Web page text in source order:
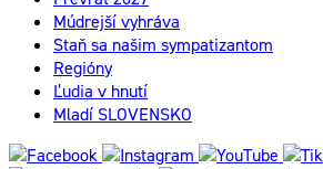
Múdrejší vyhráva
Staň sa našim sympatizantom
Regióny
Ľudia v hnutí
Mladí SLOVENSKO